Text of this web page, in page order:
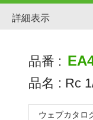
詳細表示
品番 :
品名 : Rc
ウェブカタロ